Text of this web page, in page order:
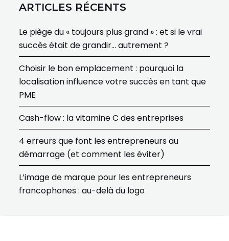
ARTICLES RÉCENTS
Le piège du « toujours plus grand » : et si le vrai
succès était de grandir… autrement ?
Choisir le bon emplacement : pourquoi la
localisation influence votre succès en tant que
PME
Cash-flow : la vitamine C des entreprises
4 erreurs que font les entrepreneurs au
démarrage (et comment les éviter)
L’image de marque pour les entrepreneurs
francophones : au-delà du logo